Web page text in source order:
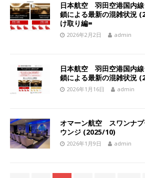
日本航空 羽田空港国内
鎖による最新の混雑状況
け取り編=
2026年2月2日 admin
日本航空 羽田空港国内
鎖による最新の混雑状況
2026年1月16日 admin
オマーン航空 スワンナプ
ウンジ (2025/10)
2026年1月9日 admin